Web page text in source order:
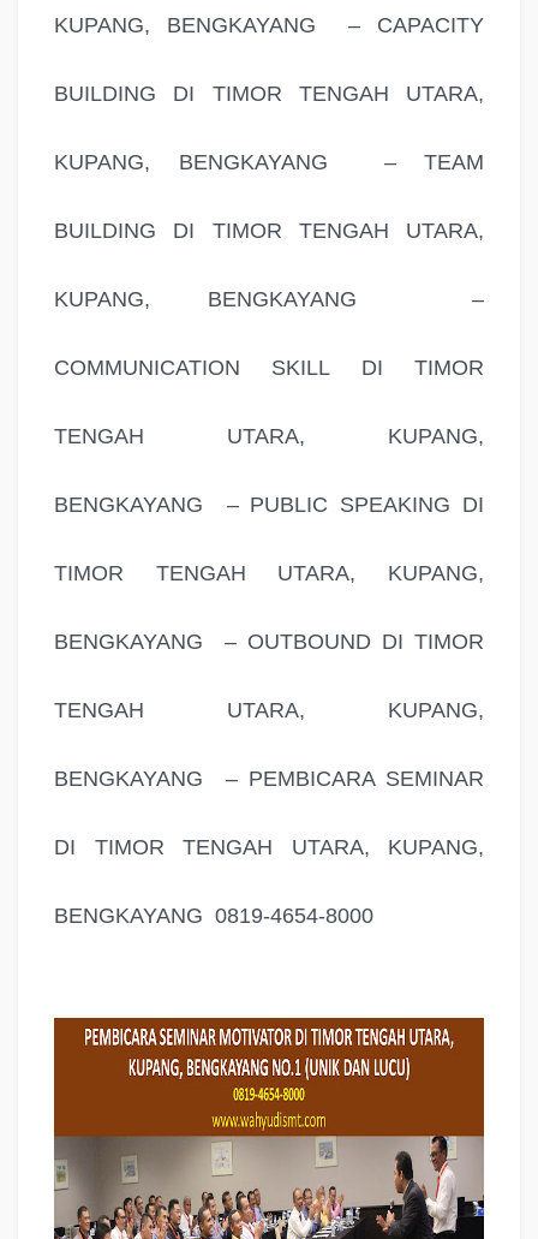
KUPANG, BENGKAYANG – CAPACITY
BUILDING DI TIMOR TENGAH UTARA,
KUPANG, BENGKAYANG – TEAM
BUILDING DI TIMOR TENGAH UTARA,
KUPANG, BENGKAYANG –
COMMUNICATION SKILL DI TIMOR
TENGAH UTARA, KUPANG,
BENGKAYANG – PUBLIC SPEAKING DI
TIMOR TENGAH UTARA, KUPANG,
BENGKAYANG – OUTBOUND DI TIMOR
TENGAH UTARA, KUPANG,
BENGKAYANG – PEMBICARA SEMINAR
DI TIMOR TENGAH UTARA, KUPANG,
BENGKAYANG 0819-4654-8000